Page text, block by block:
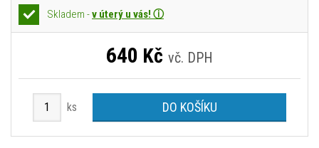
Skladem -v úterý u vás! ⓘ
640 Kč vč. DPH
ks DO KOŠÍKU